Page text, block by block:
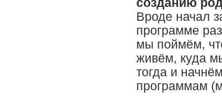
созданию
Вроде начал
программе
мы поймём,
живём, куда
тогда и
программам